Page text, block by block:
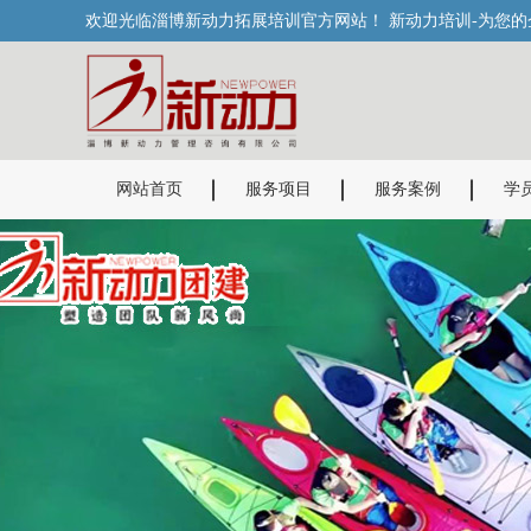
欢迎光临淄博新动力拓展培训官方网站！ 新动力培训-为您
网站首页 服务项目 服务案例 学